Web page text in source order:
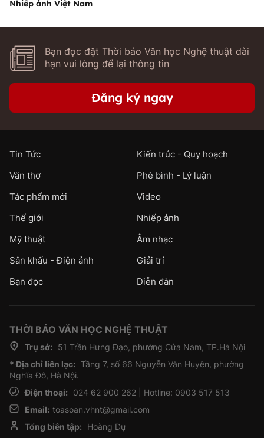
Nhiếp ảnh Việt Nam
Bạn đọc đặt Thời báo Văn học Nghệ thuật dài
hạn vui lòng để lại thông tin
Đăng ký ngay
Tin Tức
Kiến trúc - Quy hoạch
Văn thơ
Phê bình - Lý luận
Tác phẩm mới
Video
Thế giới
Nhiếp ảnh
Mỹ thuật
Âm nhạc
Sân khấu - Điện ảnh
Giải trí
Bạn đọc
Diễn đàn
THỜI BÁO VĂN HỌC NGHỆ THUẬT
Trụ sở:
51 Trần Hưng Đạo, phường Cửa Nam, TP.Hà Nội
* Địa chỉ liên lạc: Tầng 7, số 66 Nguyễn Văn Huyên, phường
Nghĩa Đô, Hà Nội.
Điện thoại:
024 62 900 262 | Hotline: 0903 517 513
Email: toasoan.vhnt@gmail.com
Tổng biên tập:
Hoàng Dự